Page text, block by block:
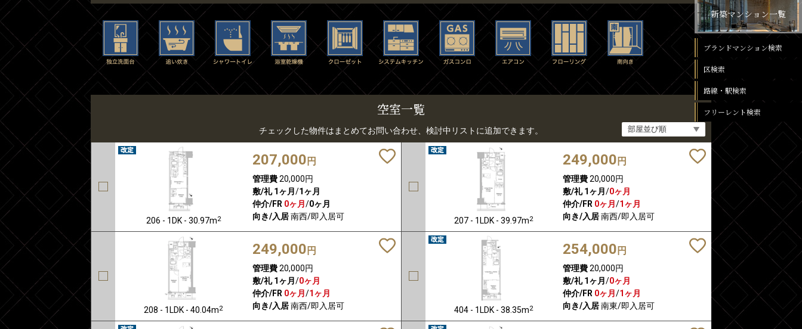
空室一覧
チェックした物件はまとめてお問い合わせ、検討中リストに追加できます。
206 - 1DK - 30.97m2
207,000 円
管理費20,000円
敷/礼 1ヶ月/1ヶ月
仲介/FR 0ヶ月/0ヶ月
向き/入居南西/即入居可 207 - 1LDK - 39.97m2
249,000 円
管理費20,000円
敷/礼 1ヶ月/0ヶ月
仲介/FR 0ヶ月/1ヶ月
向き/入居南西/即入居可
208 - 1LDK - 40.04m2
249,000 円
管理費20,000円
敷/礼 1ヶ月/0ヶ月
仲介/FR 0ヶ月/1ヶ月
向き/入居南西/即入居可 404 - 1LDK - 38.35m2
254,000 円
管理費20,000円
敷/礼 1ヶ月/0ヶ月
仲介/FR 0ヶ月/1ヶ月
向き/入居南東/即入居可
新築マンション一覧
ブランドマンション検索
区検索
路線・駅検索
フリーレント検索